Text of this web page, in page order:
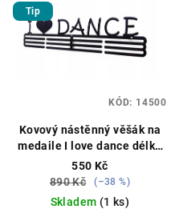
Tip
Kovový nástěnný věšák na
medaile I love dance délka
40cm černý
550 Kč
890 Kč
(–38 %)
Skladem (1 ks)
KÓD: 14500